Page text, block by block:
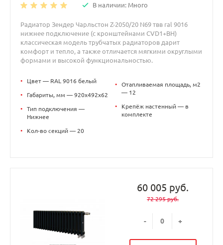
В наличии: Много
Радиатор Зендер Чарльстон Z-2050/20 N69 твв ral 9016
нижнее подключение (с кронштейнами CVD1+BH)
классическая модель трубчатых радиаторов дарит
комфорт и тепло, а также отличается мягкими округлыми
формами и высокой функциональностью.
• Цвет — RAL 9016 белый
• Габариты, мм — 920x492x62
•
Тип подключения —
Нижнее
• Кол-во секций — 20
•
Отапливаемая площадь, м2
— 12
•
Крепёж настенный — в
комплекте
60 005 руб.
72 295 руб.
- +